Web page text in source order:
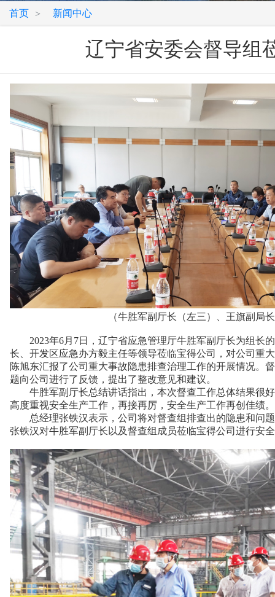
首页 > 新闻中心
辽宁省安委会督导组
（牛胜军副厅长（左三）、王旗副局长（左四
2023年6月7日，辽宁省应急管理厅牛胜军副厅长为组长的
长、开发区应急办方毅主任等领导莅临宝得公司，对公司重
陈旭东汇报了公司重大事故隐患排查治理工作的开展情况。
题向公司进行了反馈，提出了整改意见和建议。
牛胜军副厅长总结讲话指出，本次督查工作总体结果很好
高度重视安全生产工作，再接再厉，安全生产工作再创佳绩。
总经理张铁汉表示，公司将对督查组排查出的隐患和问题
张铁汉对牛胜军副厅长以及督查组成员莅临宝得公司进行安